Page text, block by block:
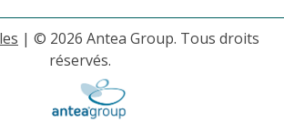
| © 2026 Antea Group. Tous droits
réservés.